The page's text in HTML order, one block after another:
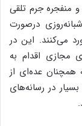
منفجره جرم تلقی
درصورت
می‌کنند. این در
مجازی اقدام به
عده‌ای از
در رسانه‌های